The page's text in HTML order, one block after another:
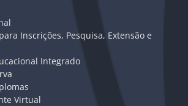
Inscrições, Pesquisa, Extensão e
Integrado
Virtual